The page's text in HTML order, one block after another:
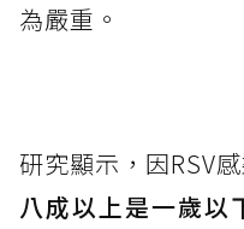
為嚴重。
研究顯示，因RSV
八成以上是一歲以